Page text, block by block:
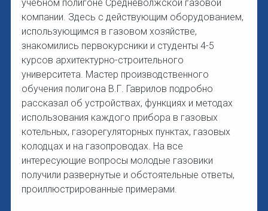
учебном полигоне Средневолжской газовой
компании. Здесь с действующим оборудованием,
использующимся в газовом хозяйстве,
знакомились первокурсники и студенты 4-5
курсов архитектурно-строительного
университета. Мастер производственного
обучения полигона В.Г. Гаврилов подробно
рассказал об устройствах, функциях и методах
использования каждого прибора в газовых
котельных, газорегуляторных пунктах, газовых
колодцах и на газопроводах. На все
интересующие вопросы молодые газовики
получили развернутые и обстоятельные ответы,
проиллюстрированные примерами.